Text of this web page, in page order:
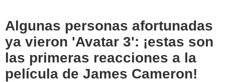
Algunas personas afortunadas
ya vieron 'Avatar 3': ¡estas son
las primeras reacciones a la
película de James Cameron!
Marca.com